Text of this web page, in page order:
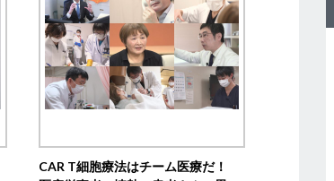
CAR T細胞療法はチーム医療だ！